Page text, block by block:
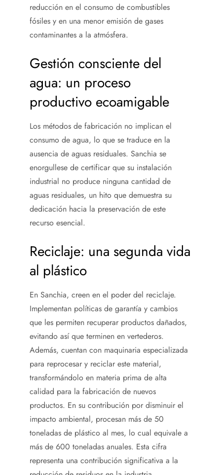
reducción en el consumo de combustibles
fósiles y en una menor emisión de gases
contaminantes a la atmósfera.
Gestión consciente del
agua: un proceso
productivo ecoamigable
Los métodos de fabricación no implican el
consumo de agua, lo que se traduce en la
ausencia de aguas residuales. Sanchia se
enorgullese de certificar que su instalación
industrial no produce ninguna cantidad de
aguas residuales, un hito que demuestra su
dedicación hacia la preservación de este
recurso esencial.
Reciclaje: una segunda vida
al plástico
En Sanchia, creen en el poder del reciclaje.
Implementan políticas de garantía y cambios
que les permiten recuperar productos dañados,
evitando así que terminen en vertederos.
Además, cuentan con maquinaria especializada
para reprocesar y reciclar este material,
transformándolo en materia prima de alta
calidad para la fabricación de nuevos
productos. En su contribución por disminuir el
impacto ambiental, procesan más de 50
toneladas de plástico al mes, lo cual equivale a
más de 600 toneladas anuales. Esta cifra
representa una contribución significativa a la